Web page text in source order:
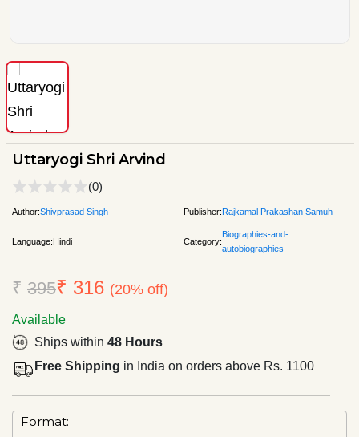
Uttaryogi Shri Arvind
(0)
Author:Shivprasad Singh Publisher:Rajkamal Prakashan Samuh
Language:Hindi Category:
Biographies-and-
autobiographies
₹ 395₹ 316 (20% off)
Available
Ships within 48 Hours
Free Shipping in India on orders above Rs. 1100
Format: